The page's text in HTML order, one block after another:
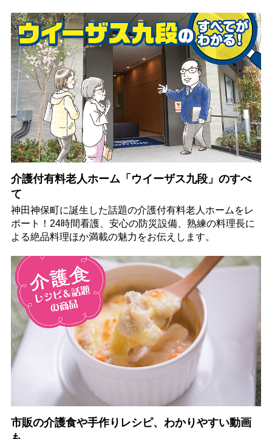
介護付有料老人ホーム「ウイーザス九段」のすべ
て
神田神保町に誕生した話題の介護付有料老人ホームをレ
ポート！24時間看護、安心の防災設備、熟練の料理長に
よる絶品料理ほか満載の魅力をお伝えします。
市販の介護食や手作りレシピ、わかりやすい動画